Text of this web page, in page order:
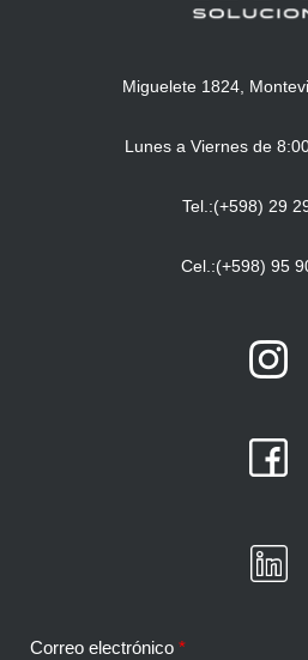
Miguelete 1824,
Lunes a Viernes de
Tel.:(+598) 29
Cel.:(+598) 95
Correo electrónico